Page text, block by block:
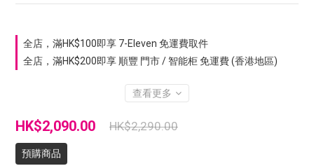
全店，滿HK$100即享 7-Eleven 免運費取件
全店，滿HK$200即享 順豐 門市 / 智能柜 免運費 (香港地區)
查看更多
HK$2,090.00 HK$2,290.00
預購商品